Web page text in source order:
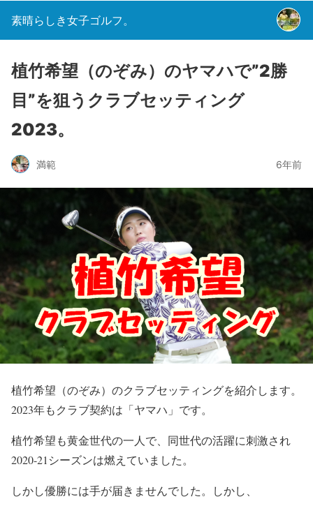
素晴らしき女子ゴルフ。
植竹希望（のぞみ）のヤマハで”2勝
目”を狙うクラブセッティング
2023。
満範 6年前
植竹希望（のぞみ）のクラブセッティングを紹介します。
2023年もクラブ契約は「ヤマハ」です。
植竹希望も黄金世代の一人で、同世代の活躍に刺激され
2020-21シーズンは燃えていました。
しかし優勝には手が届きませんでした。しかし、